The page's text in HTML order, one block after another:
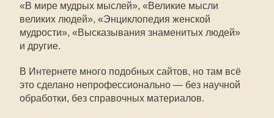
«В мире мудрых мыслей», «Великие мысли
великих людей», «Энциклопедия женской
мудрости», «Высказывания знаменитых людей»
и другие.
В Интернете много подобных сайтов, но там всё
это сделано непрофессионально — без научной
обработки, без справочных материалов.